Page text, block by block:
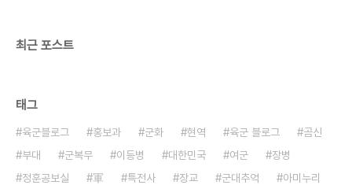
최근 포스트
태그
육군블로그 홍보과 군화 현역 육군 블로그
곰신
부대
군복무 이등병 대한민국 여군
장병
정훈공보실
軍 특전사 장교 군대추억
아미누리